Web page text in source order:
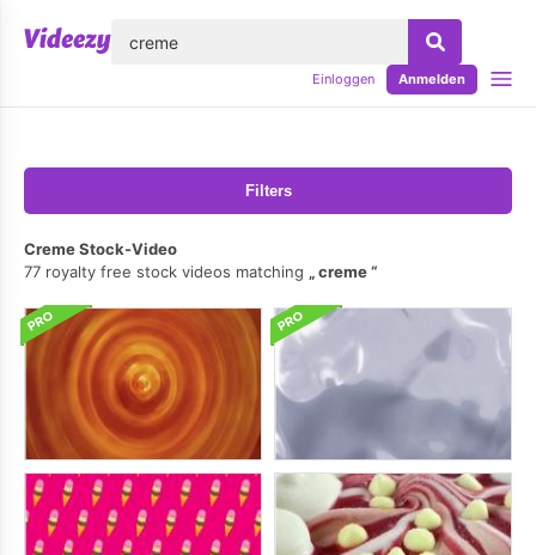
Einloggen Anmelden
Filters
Creme Stock-Video
77 royalty free stock videos matching
creme